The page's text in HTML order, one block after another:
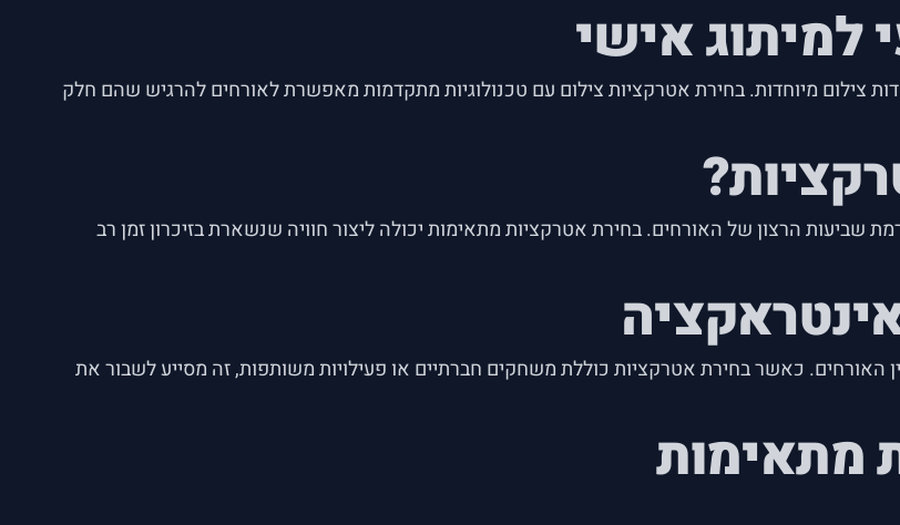
למיתוג אישי
צילום מיוחדות. בחירת אטרקציות צילום עם טכנולוגיות מתקדמות מאפשרת לאורחים להרגיש שהם חלק
הרצון של האורחים. בחירת אטרקציות מתאימות יכולה ליצור חוויה שנשארת בזיכרון זמן רב
האורחים. כאשר בחירת אטרקציות כוללת משחקים חברתיים או פעילויות משותפות, זה מסייע לשבור את
מתאימות